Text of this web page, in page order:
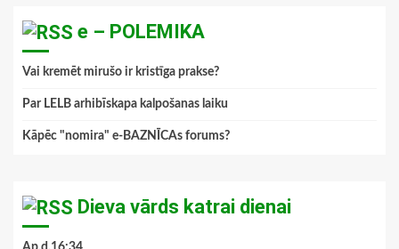
e – POLEMIKA
Vai kremēt mirušo ir kristīga prakse?
Par LELB arhibīskapa kalpošanas laiku
Kāpēc "nomira" e-BAZNĪCAs forums?
Dieva vārds katrai dienai